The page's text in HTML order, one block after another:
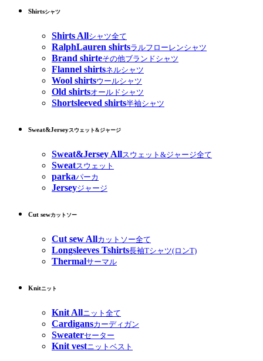
Shirtsシャツ
Shirts Allシャツ全て
RalphLauren shirtsラルフローレンシャツ
Brand shirteその他ブランドシャツ
Flannel shirtsネルシャツ
Wool shirtsウールシャツ
Old shirtsオールドシャツ
Shortsleeved shirts半袖シャツ
Sweat&Jerseyスウェット&ジャージ
Sweat&Jersey Allスウェット&ジャージ全て
Sweatスウェット
parkaパーカ
Jerseyジャージ
Cut sewカットソー
Cut sew Allカットソー全て
Longsleeves Tshirts長袖Tシャツ(ロンT)
Thermalサーマル
Knitニット
Knit Allニット全て
Cardigansカーディガン
Sweaterセーター
Knit vestニットベスト